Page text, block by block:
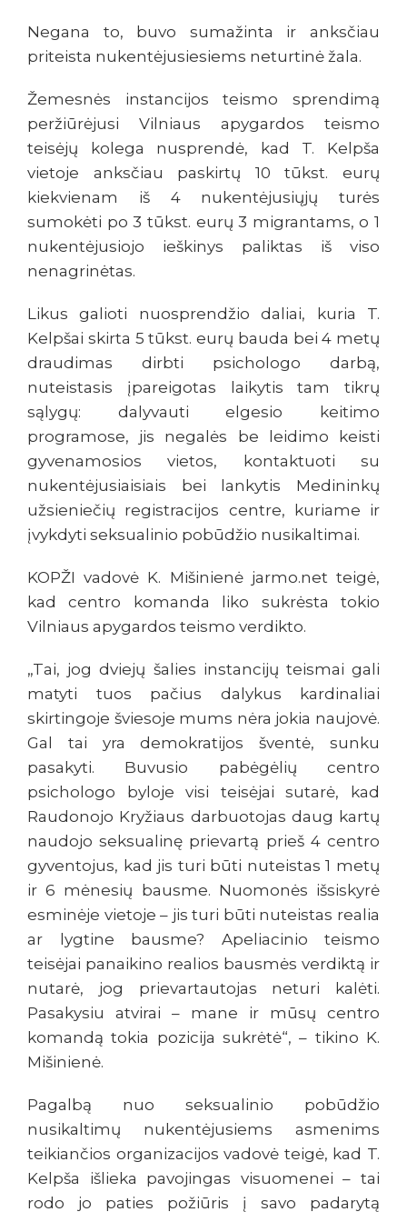
Negana to, buvo sumažinta ir anksčiau
priteista nukentėjusiesiems neturtinė žala.
Žemesnės instancijos teismo sprendimą
peržiūrėjusi Vilniaus apygardos teismo
teisėjų kolega nusprendė, kad T. Kelpša
vietoje anksčiau paskirtų 10 tūkst. eurų
kiekvienam iš 4 nukentėjusiųjų turės
sumokėti po 3 tūkst. eurų 3 migrantams, o 1
nukentėjusiojo ieškinys paliktas iš viso
nenagrinėtas.
Likus galioti nuosprendžio daliai, kuria T.
Kelpšai skirta 5 tūkst. eurų bauda bei 4 metų
draudimas dirbti psichologo darbą,
nuteistasis įpareigotas laikytis tam tikrų
sąlygų: dalyvauti elgesio keitimo
programose, jis negalės be leidimo keisti
gyvenamosios vietos, kontaktuoti su
nukentėjusiaisiais bei lankytis Medininkų
užsieniečių registracijos centre, kuriame ir
įvykdyti seksualinio pobūdžio nusikaltimai.
KOPŽI vadovė K. Mišinienė jarmo.net teigė,
kad centro komanda liko sukrėsta tokio
Vilniaus apygardos teismo verdikto.
„Tai, jog dviejų šalies instancijų teismai gali
matyti tuos pačius dalykus kardinaliai
skirtingoje šviesoje mums nėra jokia naujovė.
Gal tai yra demokratijos šventė, sunku
pasakyti. Buvusio pabėgėlių centro
psichologo byloje visi teisėjai sutarė, kad
Raudonojo Kryžiaus darbuotojas daug kartų
naudojo seksualinę prievartą prieš 4 centro
gyventojus, kad jis turi būti nuteistas 1 metų
ir 6 mėnesių bausme. Nuomonės išsiskyrė
esminėje vietoje – jis turi būti nuteistas realia
ar lygtine bausme? Apeliacinio teismo
teisėjai panaikino realios bausmės verdiktą ir
nutarė, jog prievartautojas neturi kalėti.
Pasakysiu atvirai – mane ir mūsų centro
komandą tokia pozicija sukrėtė“, – tikino K.
Mišinienė.
Pagalbą nuo seksualinio pobūdžio
nusikaltimų nukentėjusiems asmenims
teikiančios organizacijos vadovė teigė, kad T.
Kelpša išlieka pavojingas visuomenei – tai
rodo jo paties požiūris į savo padarytą